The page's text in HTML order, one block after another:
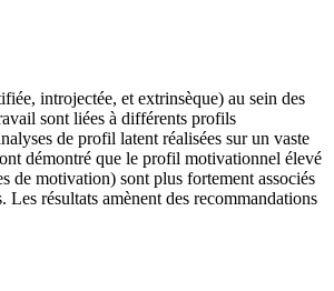
introjectée, et extrinsèque) au sein des
sont liées à différents profils
de profil latent réalisées sur un vaste
démontré que le profil motivationnel élevé
de motivation) sont plus fortement associés
résultats amènent des recommandations